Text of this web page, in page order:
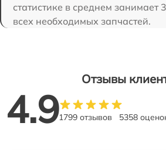
статистике в среднем занимает
всех необходимых запчастей.
Отзывы
4.91799 отзывов 5358